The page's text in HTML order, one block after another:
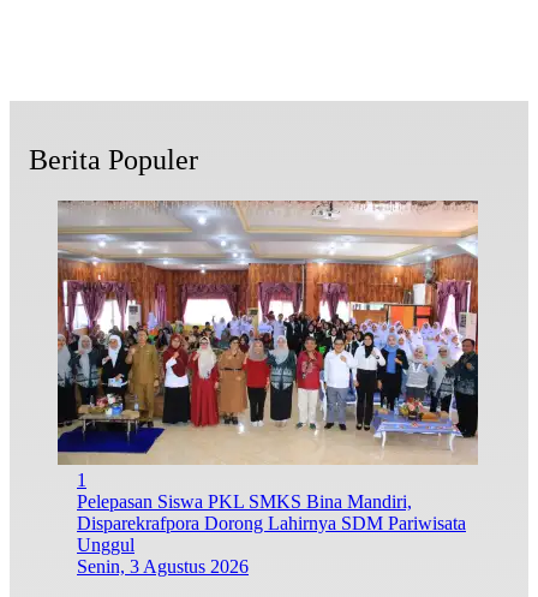
Berita Populer
1
Pelepasan Siswa PKL SMKS Bina Mandiri,
Disparekrafpora Dorong Lahirnya SDM Pariwisata
Unggul
Senin, 3 Agustus 2026